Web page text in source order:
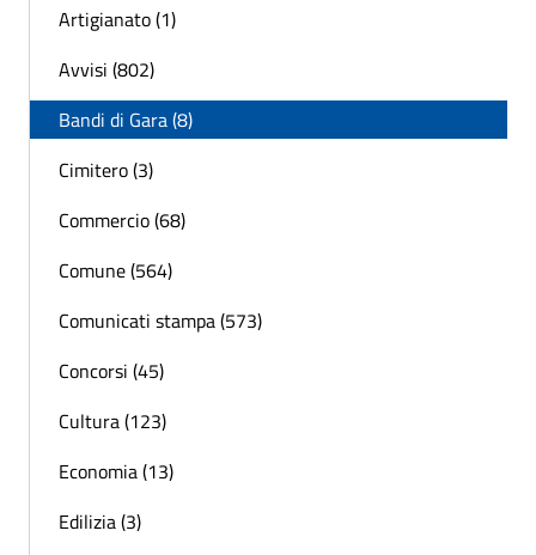
Artigianato (1)
Avvisi (802)
Bandi di Gara (8)
Cimitero (3)
Commercio (68)
Comune (564)
Comunicati stampa (573)
Concorsi (45)
Cultura (123)
Economia (13)
Edilizia (3)